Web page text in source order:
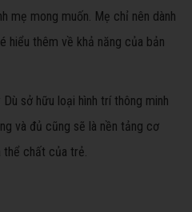
mẹ mong muốn. Mẹ chỉ nên dành
hiểu thêm về khả năng của bản
Dù sở hữu loại hình trí thông minh
và đủ cũng sẽ là nền tảng cơ
thể chất của trẻ.